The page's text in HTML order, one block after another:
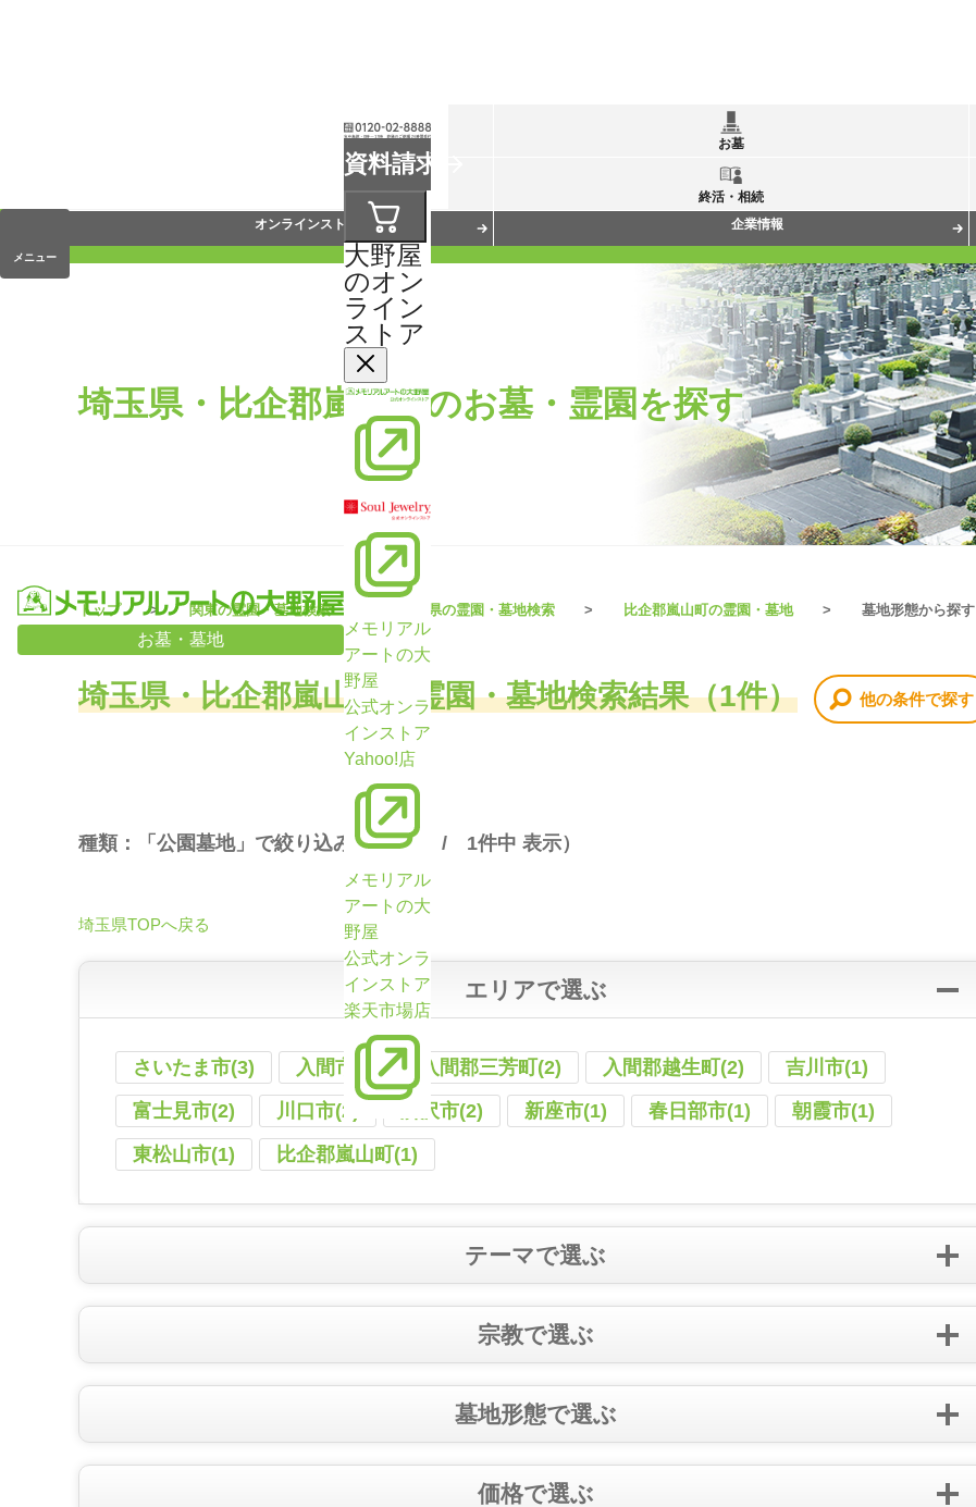
お墓・墓地
資料請求
大野屋
のオン
ライン
ストア
メモリアル
アートの大
野屋
公式オンラ
インストア
Yahoo!店
メモリアル
アートの大
野屋
公式オンラ
インストア
楽天市場店
メニュー
お墓
終活・相続
オンラインストア
企業情報
埼玉県・比企郡嵐山町のお墓・霊園を探す
トップ 関東の霊園・墓地検索 埼玉県の霊園・墓地検索 比企郡嵐山町の霊園・墓地 墓地形態から探す
埼玉県・比企郡嵐山町の霊園・墓地検索結果（1件） 他の条件で探す
種類：「公園墓地」で絞り込み （1件 / 1件中 表示）
埼玉県TOPへ戻る
エリアで選ぶ
さいたま市(3) 入間市(4) 入間郡三芳町(2) 入間郡越生町(2)
吉川市(1)
富士見市(2)
川口市(2) 所沢市(2) 新座市(1) 春日部市(1)
朝霞市(1)
東松山市(1)
比企郡嵐山町(1)
テーマで選ぶ
宗教で選ぶ
墓地形態で選ぶ
価格で選ぶ